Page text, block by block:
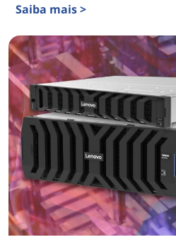
Saiba mais >